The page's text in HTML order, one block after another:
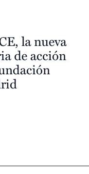
la nueva
de acción